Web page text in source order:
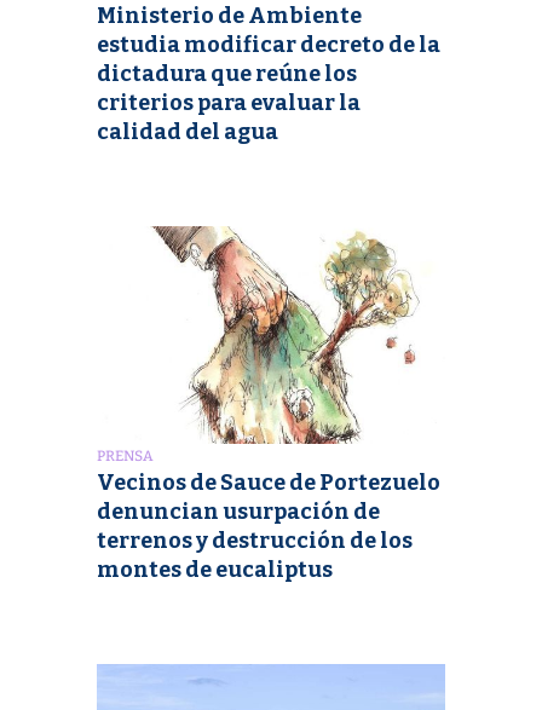
Ministerio de Ambiente
estudia modificar decreto de la
dictadura que reúne los
criterios para evaluar la
calidad del agua
PRENSA
Vecinos de Sauce de Portezuelo
denuncian usurpación de
terrenos y destrucción de los
montes de eucaliptus